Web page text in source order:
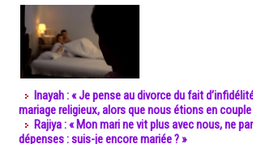
Inayah : « Je pense au divorce du fait
mariage religieux, alors que nous étions en couple
Rajiya : « Mon mari ne vit plus avec nous, ne
dépenses : suis-je encore mariée ? »